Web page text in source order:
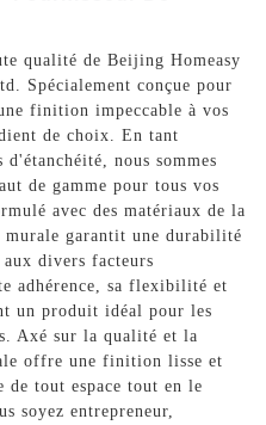
qualité de Beijing Homeasy
Spécialement conçue pour
finition impeccable à vos
de choix. En tant
nous sommes
de gamme pour tous vos
avec des matériaux de la
garantit une durabilité
divers facteurs
adhérence, sa flexibilité et
un produit idéal pour les
Axé sur la qualité et la
offre une finition lisse et
de tout espace tout en le
soyez entrepreneur,